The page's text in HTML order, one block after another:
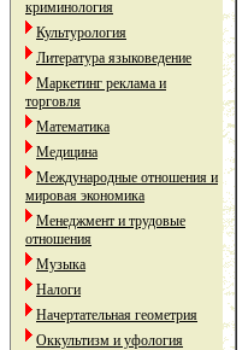
криминология
Культурология
Литература языковедение
Маркетинг реклама и
торговля
Математика
Медицина
Международные отношения и
мировая экономика
Менеджмент и трудовые
отношения
Музыка
Налоги
Начертательная геометрия
Оккультизм и уфология